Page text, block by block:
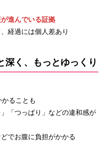
進んでいる証拠
経過には個人差あり
深く、もっとゆっくり
ることも
」「つっぱり」などの違和感が
でお腹に負担がかかる